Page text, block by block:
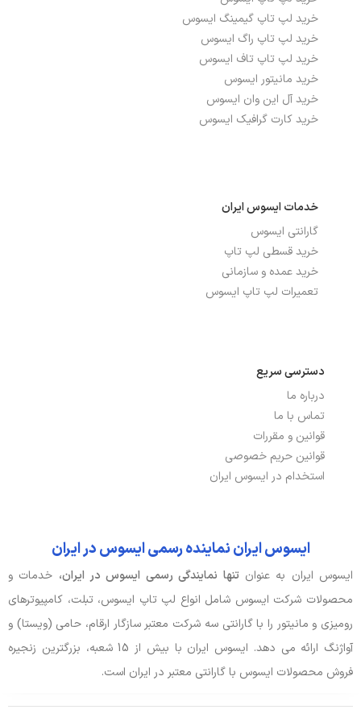
صفحه نمایش مات
نرخ بروزرسانی 60Hz
نوع صفحه نمایش
تعداد پورت USB 2.0
تعداد پورت USB 3.2
توضیحات شبکه بی سیم
Wi-Fi 5(802.11ac) (Dual band) 1*1
نسخه بلوتوث
پورت HDMI
پورت USB TYPE-C
آداپتور باتری 2.37A, 45W
توضیحات باتری 42Wh
نوع باتری 3 سلولی
صدا و دوربین
خرید لپ تاپ گیمینگ ایسوس
خرید لپ تاپ راگ ایسوس
خرید لپ تاپ تاف ایسوس
خرید مانیتور ایسوس
خرید آل این وان ایسوس
خرید کارت گرافیک ایسوس
خدمات ایسوس ایران
گارانتی ایسوس
خرید قسطی لپ تاپ
خرید عمده و سازمانی
تعمیرات لپ تاپ ایسوس
دسترسی سریع
درباره ما
تماس با ما
قوانین و مقررات
قوانین حریم خصوصی
استخدام در ایسوس ایران
ایسوس ایران نماینده رسمی ایسوس در ایران
ایسوس ایران به عنوان تنها نمایندگی رسمی ایسوس در ایران، خدمات و
محصولات شرکت ایسوس شامل انواع لپ تاپ ایسوس، تبلت، کامپیوترهای
رومیزی و مانیتور را با گارانتی سه شرکت معتبر سازگار ارقام، حامی (ویستا) و
آواژنگ ارائه می دهد. ایسوس ایران با بیش از 15 شعبه، بزرگترین زنجیره
فروش محصولات ایسوس با گارانتی معتبر در ایران است.